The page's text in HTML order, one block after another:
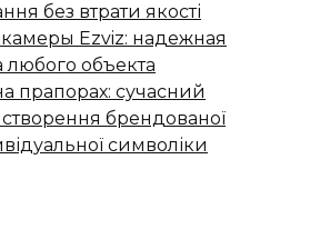
без втрати якості
Ezviz: надежная
любого объекта
прапорах: сучасний
створення брендованої
символіки